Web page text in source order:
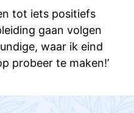
tot iets positiefs
gaan volgen
waar ik eind
probeer te maken!’